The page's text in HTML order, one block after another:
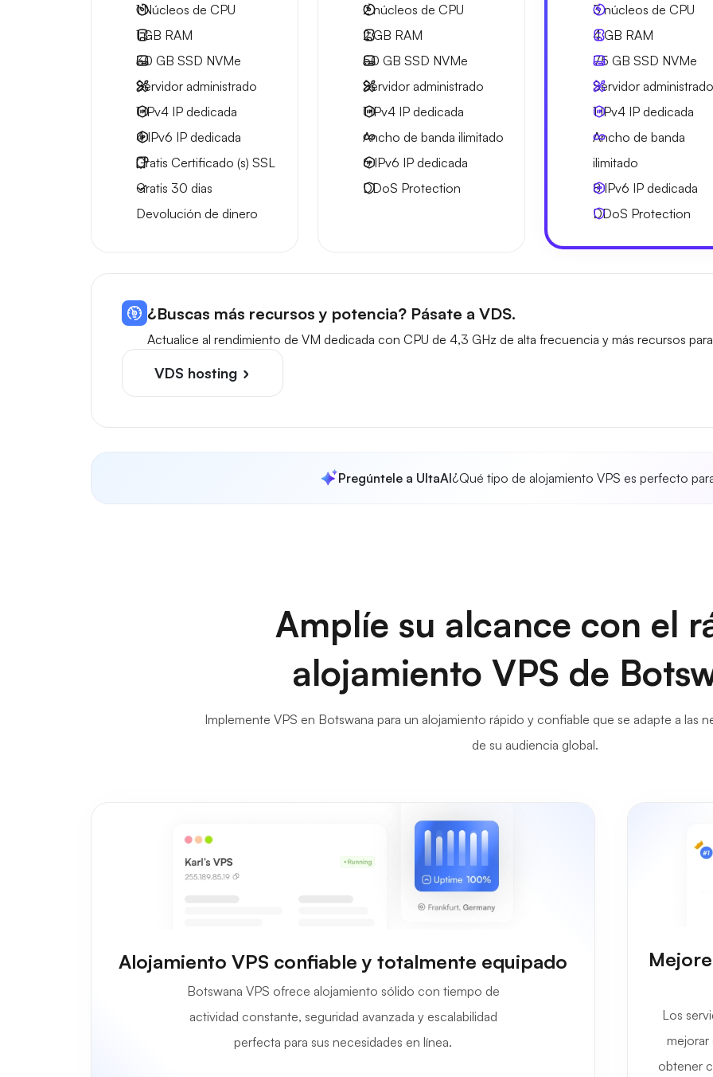
1Núcleos de CPU
1 GB RAM
30 GB SSD NVMe
Servidor administrado
1 IPv4 IP dedicada
4 IPv6 IP dedicada
Gratis Certificado (s) SSL
Gratis 30 dias
Devolución de dinero
2núcleos de CPU
2 GB RAM
50 GB SSD NVMe
Servidor administrado
1 IPv4 IP dedicada
Ancho de banda ilimitado
6 IPv6 IP dedicada
DDoS Protection
3núcleos de CPU
4 GB RAM
75 GB SSD NVMe
Servidor administrado
1 IPv4 IP dedicada
Ancho de banda
ilimitado
8 IPv6 IP dedicada
DDoS Protection
¿Buscas más recursos y potencia? Pásate a VDS.
Actualice al rendimiento de VM dedicada con CPU de 4,3 GHz de alta frecuencia y más recursos
VDS hosting
Pregúntele a UltaAI¿Qué tipo de alojamiento VPS es perfecto
Amplíe su alcance con el
alojamiento VPS de
Implemente VPS en Botswana para un alojamiento rápido y confiable que se adapte a las
de su audiencia global.
Alojamiento VPS confiable y totalmente equipado
Botswana VPS ofrece alojamiento sólido con tiempo de
actividad constante, seguridad avanzada y escalabilidad
perfecta para sus necesidades en línea.
Los
mejorar
obtener